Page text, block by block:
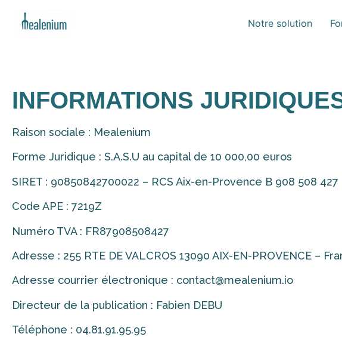
Notre solution
INFORMATIONS
Raison sociale : Mealenium
Forme Juridique : S.A.S.U au capital de 10 000,00 euros
SIRET : 90850842700022 – RCS Aix-en-Provence B 908 508 427
Code APE : 7219Z
Numéro TVA : FR87908508427
Adresse : 255 RTE DE VALCROS 13090 AIX-EN-PROVENCE –
Adresse courrier électronique : contact@mealenium.io
Directeur de la publication : Fabien DEBU
Téléphone : 04.81.91.95.95